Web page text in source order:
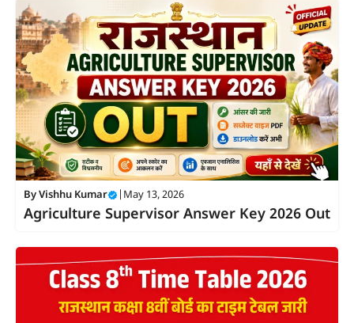
ByVishhu Kumar May 13, 2026
Agriculture Supervisor Answer Key 2026 Out